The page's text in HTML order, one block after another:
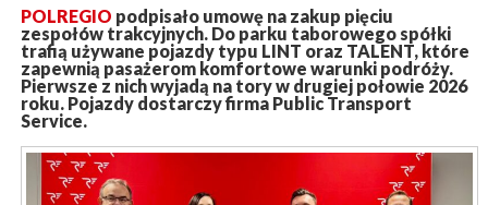
POLREGIO podpisało umowę na zakup pięciu
zespołów trakcyjnych. Do parku taborowego spółki
trafią używane pojazdy typu LINT oraz TALENT, które
zapewnią pasażerom komfortowe warunki podróży.
Pierwsze z nich wyjadą na tory w drugiej połowie 2026
roku. Pojazdy dostarczy firma Public Transport
Service.